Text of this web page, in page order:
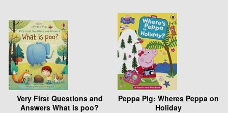
Very First Questions and
Answers What is poo?
Peppa Pig: Wheres Peppa on
Holiday